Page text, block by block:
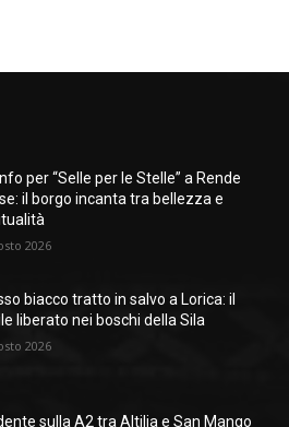
per “Selle per le Stelle” a Rende
il borgo incanta tra bellezza e
2026
biacco tratto in salvo a Lorica: il
liberato nei boschi della Sila
2026
sulla A2 tra Altilia e San Mango